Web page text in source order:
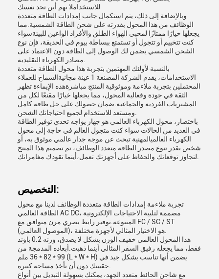
للاستخداملا يهم أين تجد نفسك
وبالإضافة إلى ذلك، يتم استكمال جانب إمدادات الطاقة متعددة
الوظائف من هذا المحول بقدرته على شحن الطاقة الشمسية.مما
يجعلها خيارًا ممتازًا لمحبي الهواء الطلق والأفراد الواعين للبيئةسواء
كنت تتخييم أو تتجول أو تستمتع ببساطة بيوم في الحديقة، فإن نوع
الشحن الشمسي يضمن لك الوصول إلى الطاقة دون الاعتماد على
بالنسبة لأولئك المهتمين بتجربة هذا محول الطاقة متعددة
الاستخدامات، يقدم الشركة المصنعة 1 عينة مجانيةالسماح للعملاء
المحتملين بتجربة ملاءمة وموثوقية المنتج مباشرةهذه الإيماءة تظهر
الثقة في جودة وفعالية المحول، مما يجعلها خيارًا مقنعًا لكل من
المشتريات الفردية والجماعية.ضمان حصولك على حل طاقة كامل
باختصار، محول الكهرباء العالمي هو جهاز يواجه تحدي توفير الطاقة
في العديد من الحالات سواء كنت متجول العالم في حاجة إلى محول
الكهرباء العالميالمهنية تبحث عن موجه جدار عالمي موثوق به، أو
شخص يقدر تنوع مصدر الطاقة متعدد الوظائف، تم تصميم هذا المنتج
التخصيص:
تجربة ملاءمة إمدادات الطاقة متعددة الوظائف لدينا مع محول
الطاقة العالمي AC DC، مصممة لتلبية الاحتياجات الإلكترونية
المتنوعة.توفير رابط بصري مرن متوافق مع FC / SC / ST
هذا المحول العالمي خفيف الوزن بشكل لا يصدق، وزنه 0.2 باوند
فقط، مما يجعله رفيق السفر المثالي أينما ذهبت.أبعاده المدمجة من
99 * 82 * 36 ملم (L * W * H) يضمن أنها تناسب بشكل جيد في
مع شاحن الحائط متعدد الجهد، يمكنك بسهولة التبديل بين أنواع